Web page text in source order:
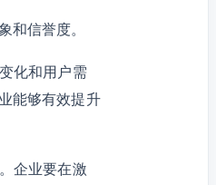
和信誉度。
化和用户需
能够有效提升
企业要在激